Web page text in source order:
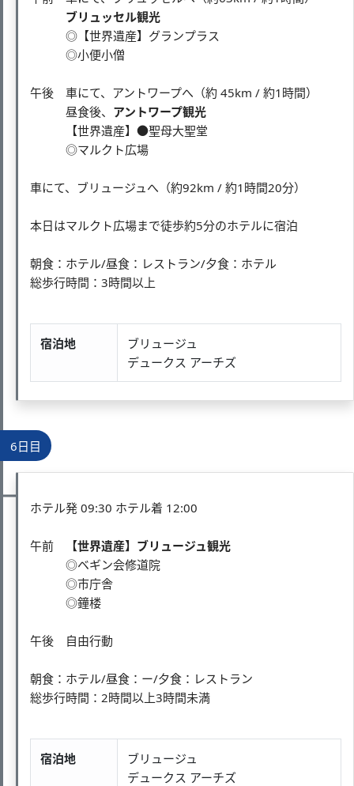
ブリュッセル観光
◎【世界遺産】グランプラス
◎小便小僧
午後 車にて、アントワープへ（約 45km / 約1時間）
昼食後、 アントワープ観光
【世界遺産】●聖母大聖堂
◎マルクト広場
車にて、ブリュージュへ（約92km / 約1時間20分）
本日はマルクト広場まで徒歩約5分のホテルに宿泊
朝食：ホテル/昼食：レストラン/夕食：ホテル
総歩行時間：3時間以上
宿泊地
ブリュージュ
デュークス アーチズ
6日目
ホテル発 09:30 ホテル着 12:00
午前
【世界遺産】ブリュージュ観光
◎ベギン会修道院
◎市庁舎
◎鐘楼
午後 自由行動
朝食：ホテル/昼食：ー/夕食：レストラン
総歩行時間：2時間以上3時間未満
宿泊地
ブリュージュ
デュークス アーチズ